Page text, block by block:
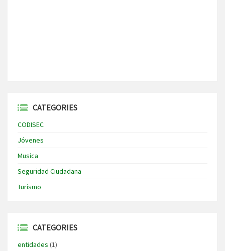
CATEGORIES
CODISEC
Jóvenes
Musica
Seguridad Ciudadana
Turismo
CATEGORIES
entidades (1)